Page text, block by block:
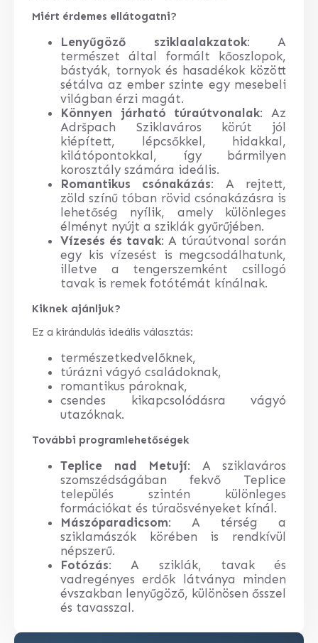
Miért érdemes ellátogatni?
Lenyűgöző sziklaalakzatok: A
természet által formált kőoszlopok,
bástyák, tornyok és hasadékok között
sétálva az ember szinte egy mesebeli
világban érzi magát.
Könnyen járható túraútvonalak: Az
Adršpach Sziklaváros körút jól
kiépített, lépcsőkkel, hidakkal,
kilátópontokkal, így bármilyen
korosztály számára ideális.
Romantikus csónakázás: A rejtett,
zöld színű tóban rövid csónakázásra is
lehetőség nyílik, amely különleges
élményt nyújt a sziklák gyűrűjében.
Vízesés és tavak: A túraútvonal során
egy kis vízesést is megcsodálhatunk,
illetve a tengerszemként csillogó
tavak is remek fotótémát kínálnak.
Kiknek ajánljuk?
Ez a kirándulás ideális választás:
természetkedvelőknek,
túrázni vágyó családoknak,
romantikus pároknak,
csendes kikapcsolódásra vágyó
utazóknak.
További programlehetőségek
Teplice nad Metují: A sziklaváros
szomszédságában fekvő Teplice
település szintén különleges
formációkat és túraösvényeket kínál.
Mászóparadicsom: A térség a
sziklamászók körében is rendkívül
népszerű.
Fotózás: A sziklák, tavak és
vadregényes erdők látványa minden
évszakban lenyűgöző, különösen ősszel
és tavasszal.